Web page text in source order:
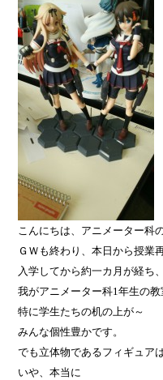
こんにちは、アニメーター科
ＧＷも終わり、本日から授業
入学してから約一カ月が経ち、
我がアニメーター科1年生の
特に学生たちの机の上が～
みんな個性豊かです。
でも立体物であるフィギュア
いや、本当に